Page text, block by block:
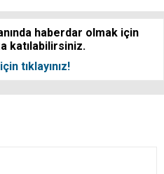
haberdar olmak için
katılabilirsiniz.
tıklayınız!